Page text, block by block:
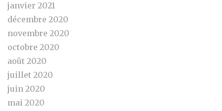
janvier 2021
décembre 2020
novembre 2020
octobre 2020
août 2020
juillet 2020
juin 2020
mai 2020